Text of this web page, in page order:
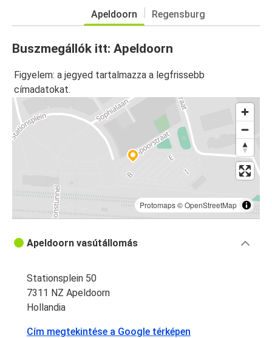
Apeldoorn Regensburg
Buszmegállók itt: Apeldoorn
Figyelem: a jegyed tartalmazza a legfrissebb
címadatokat.
Protomaps©OpenStreetMap
Apeldoorn vasútállomás
Stationsplein 50
7311 NZ Apeldoorn
Hollandia
Cím megtekintése a Google térképen